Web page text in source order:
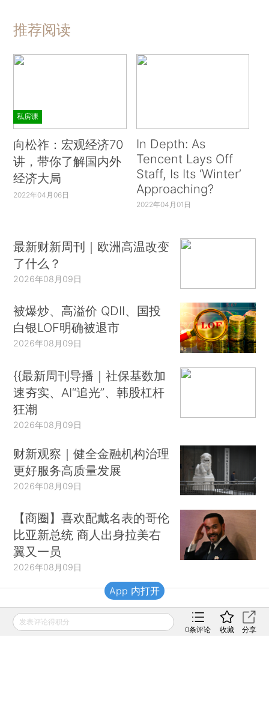
推荐阅读
私房课
向松祚：宏观经济70
讲，带你了解国内外
经济大局
2022年04月06日
In Depth: As
Tencent Lays Off
Staff, Is Its ‘Winter’
Approaching?
2022年04月01日
最新财新周刊｜欧洲高温改变
了什么？
2026年08月09日
被爆炒、高溢价 QDII、国投
白银LOF明确被退市
2026年08月09日
{{最新周刊导播｜社保基数加
速夯实、AI“追光”、韩股杠杆
狂潮
2026年08月09日
财新观察｜健全金融机构治理
更好服务高质量发展
2026年08月09日
【商圈】喜欢配戴名表的哥伦
比亚新总统 商人出身拉美右
翼又一员
2026年08月09日
财新移动
发表评论得积分
0条评论 收藏 分享
App 内打开